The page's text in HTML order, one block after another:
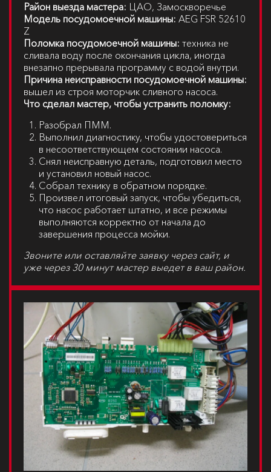
Район выезда мастера: ЦАО, Замоскворечье
Модель посудомоечной машины: AEG FSR 52610
Z
Поломка посудомоечной машины: техника не
сливала воду после окончания цикла, иногда
внезапно прерывала программу с водой внутри.
Причина неисправности посудомоечной машины:
вышел из строя моторчик сливного насоса.
Что сделал мастер, чтобы устранить поломку:
Разобрал ПММ.
Выполнил диагностику, чтобы удостовериться
в несоответствующем состоянии насоса.
Снял неисправную деталь, подготовил место
и установил новый насос.
Собрал технику в обратном порядке.
Произвел итоговый запуск, чтобы убедиться,
что насос работает штатно, и все режимы
выполняются корректно от начала до
завершения процесса мойки.
Звоните или оставляйте заявку через сайт, и
уже через 30 минут мастер выедет в ваш район.